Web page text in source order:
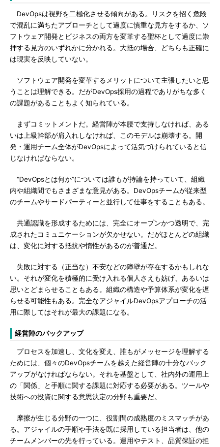
DevOpsは視野を二極化させる傾向がある。リスクを招く危険
で混乱に満ちたアプローチとして過度に慎重な見方をするか、ソ
フトウェア開発とビジネスの両方を変革する聖杯として過度に崇
拝する見方のいずれかに分かれる。大抵の場合、どちらも正確に
は現実を反映していない。
ソフトウェア開発を変革するメリットについて主張したいと思
うことは理解できる。だがDevOps採用の過程でありがちな多く
の課題があることもよく知られている。
まずコミットメントだ。経営陣が本腰で支持しなければ、ある
いは上級幹部が肩入れしなければ、このモデルは崩壊する。開
発・運用チーム全体がDevOpsによって活気づけられていると信
じなければならない。
“DevOpsとは何か”については誰もが持論を持っていて、組織
内や組織間でもさまざまな意見がある。DevOpsチームが従来型
のチームやサードパーティーと並行して仕事をすることもある。
共通認識を形成するためには、完全にオープンかつ透明で、完
成されたコミュニケーションが欠かせない。だがほとんどの組織
は、変化に対する抵抗や惰性があるのが普通だ。
失敗に対する（正当な）不安などの障壁が存在するかもしれな
い。それが変化を積極的に受け入れる個人さえも妨げ、あるいは
思いとどまらせることもある。組織の構造や予算体系が変化を遅
らせる可能性もある。完全なアジャイルDevOpsアプローチの活
用に際してはそれが最大の課題になる。
経営陣のバックアップ
プロセスを加速し、文化を変え、誰もがメッセージを理解する
ためには、個々のDevOpsチームを越えた経営陣の十分なバック
アップがなければならない。それを基盤として、社内外の運用上
の「関係」と手順に関する課題に対応する必要がある。ツールや
技術への投資に関する意思決定の分野も重要だ。
摩擦が生じる分野の一つに、役割間の成熟度のミスマッチがあ
る。アジャイルの手順や手法を既に採用している担当者は、他の
チームメンバーの先を行っている。運用やテスト、品質保証の担